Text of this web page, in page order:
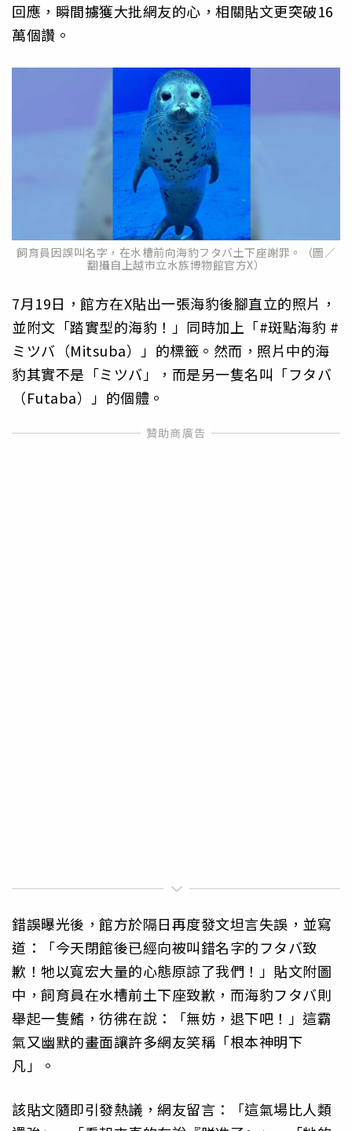
回應，瞬間擄獲大批網友的心，相關貼文更突破16
萬個讚。
飼育員因誤叫名字，在水槽前向海豹フタバ土下座謝罪。（圖／
翻攝自上越市立水族博物館官方X）
7月19日，館方在X貼出一張海豹後腳直立的照片，
並附文「踏實型的海豹！」同時加上「#斑點海豹 #
ミツバ（Mitsuba）」的標籤。然而，照片中的海
豹其實不是「ミツバ」，而是另一隻名叫「フタバ
（Futaba）」的個體。
錯誤曝光後，館方於隔日再度發文坦言失誤，並寫
道：「今天閉館後已經向被叫錯名字的フタバ致
歉！牠以寬宏大量的心態原諒了我們！」貼文附圖
中，飼育員在水槽前土下座致歉，而海豹フタバ則
舉起一隻鰭，彷彿在說：「無妨，退下吧！」這霸
氣又幽默的畫面讓許多網友笑稱「根本神明下
凡」。
該貼文隨即引發熱議，網友留言：「這氣場比人類